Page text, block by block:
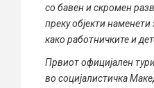
со бавен и скромен
преку објекти
како работничките и
Првиот официјален
во социјалистичка